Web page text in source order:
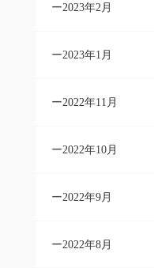
2023年2月
2023年1月
2022年11月
2022年10月
2022年9月
2022年8月